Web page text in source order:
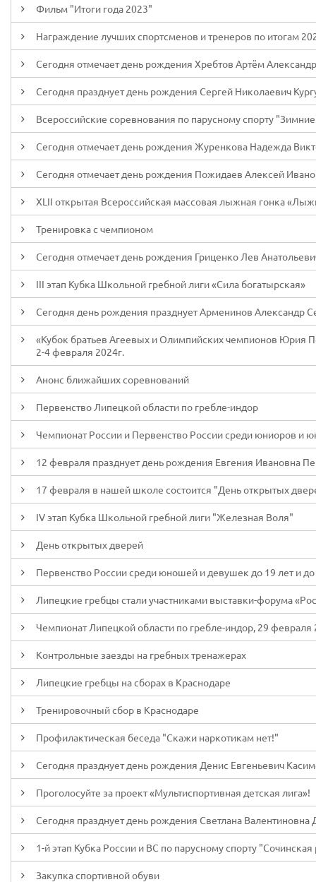
Фильм "Итоги года 2023"
Награждение лучших спортсменов и тренеров по итогам
Сегодня отмечает день рождения Хребтов Артём
Сегодня празднует день рождения Сергей Николаевич
Всероссийские соревнования по парусному спорту
Сегодня отмечает день рождения Журенкова Надежда
Сегодня отмечает день рождения Пожидаев Алексей
XLII открытая Всероссийская массовая лыжная гонка
Тренировка с чемпионом
Сегодня отмечает день рождения Гриценко Лев
III этап Кубка Школьной гребной лиги «Сила богатырская»
Сегодня день рождения празднует Арменинов Александр
«Кубок братьев Агеевых и Олимпийских чемпионов Юрия
2-4 февраля 2024г.
Анонс ближайших соревнований
Первенство Липецкой области по гребле-индор
Чемпионат России и Первенство России среди юниоров и
12 февраля празднует день рождения Евгения Ивановна
17 февраля в нашей школе состоится "День открытых
IV этап Кубка Школьной гребной лиги "Железная Воля"
День открытых дверей
Первенство России среди юношей и девушек до 19 лет и
Липецкие гребцы стали участниками выставки-форума
Чемпионат Липецкой области по гребле-индор, 29 февраля
Контрольные заезды на гребных тренажерах
Липецкие гребцы на сборах в Краснодаре
Тренировочный сбор в Краснодаре
Профилактическая беседа "Скажи наркотикам нет!"
Сегодня празднует день рождения Денис Евгеньевич
Проголосуйте за проект «Мультиспортивная детская лига»!
Сегодня празднует день рождения Светлана Валентиновна
1-й этап Кубка России и ВС по парусному спорту "Сочинская
Закупка спортивной обуви